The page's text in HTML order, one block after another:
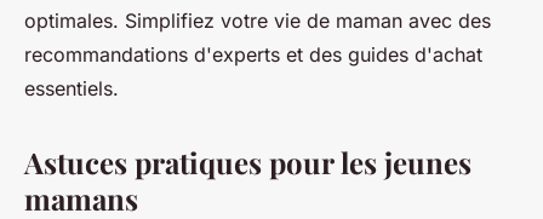
optimales. Simplifiez votre vie de maman avec des
recommandations d'experts et des guides d'achat
essentiels.
Astuces pratiques pour les jeunes
mamans